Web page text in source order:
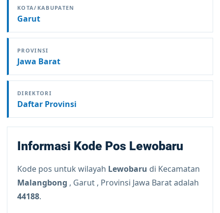
KOTA/KABUPATEN
Garut
PROVINSI
Jawa Barat
DIREKTORI
Daftar Provinsi
Informasi Kode Pos Lewobaru
Kode pos untuk wilayah Lewobaru di Kecamatan
Malangbong , Garut , Provinsi Jawa Barat adalah
44188.